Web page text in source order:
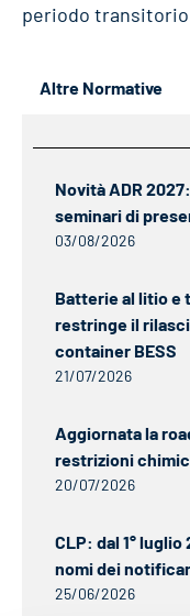
periodo
Altre Normative
Novità ADR
seminari di
03/08/2026
Batterie al litio e
restringe il
container BESS
21/07/2026
Aggiornata la
restrizioni
20/07/2026
CLP: dal 1°
nomi dei
25/06/2026